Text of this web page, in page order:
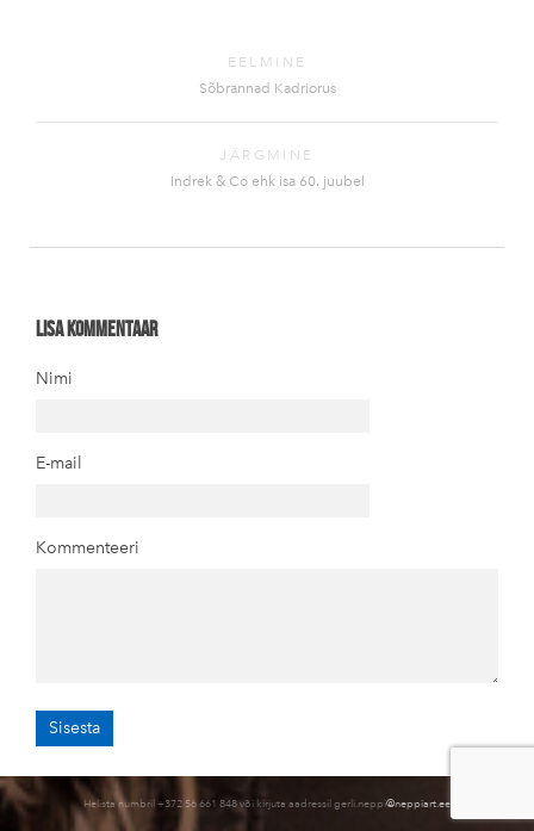
EELMINE
Sõbrannad Kadriorus
JÄRGMINE
Indrek & Co ehk isa 60. juubel
Lisa kommentaar
Nimi
E-mail
Kommenteeri
Helista numbril +372 56 661 848 või kirjuta aadressil gerli.neppi@neppiart.ee